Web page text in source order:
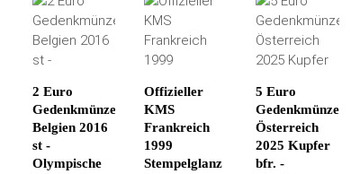
2 Euro
Gedenkmünze
Belgien 2016
st -
Olympische
Offizieller
KMS
Frankreich
1999
Stempelglanz
5 Euro
Gedenkmünze
Österreich
2025 Kupfer
bfr. -